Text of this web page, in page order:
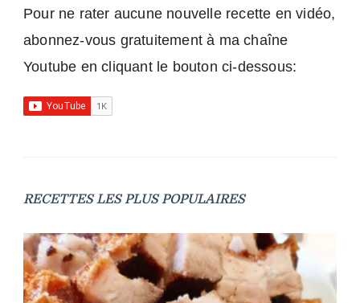
Pour ne rater aucune nouvelle recette en vidéo,
abonnez-vous gratuitement à ma chaîne
Youtube en cliquant le bouton ci-dessous:
RECETTES LES PLUS POPULAIRES